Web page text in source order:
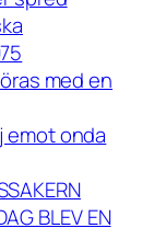
med en
emot onda
BLEV EN